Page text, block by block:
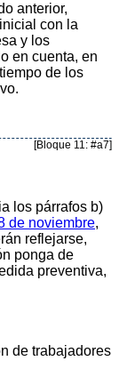
anterior,
con la
y los
en cuenta, en
de los
[Bloque 11: #a7]
los párrafos b)
de noviembre,
reflejarse,
ponga de
preventiva,
de trabajadores